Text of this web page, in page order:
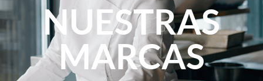
NUESTRAS
MARCAS